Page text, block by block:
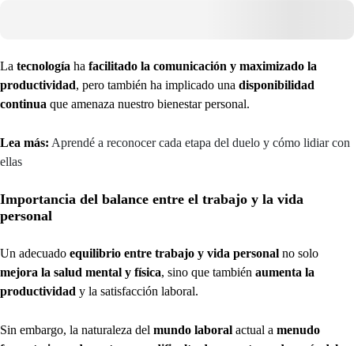
La tecnología ha facilitado la comunicación y maximizado la
productividad, pero también ha implicado una disponibilidad
continua que amenaza nuestro bienestar personal.
Lea más: Aprendé a reconocer cada etapa del duelo y cómo lidiar con
ellas
Importancia del balance entre el trabajo y la vida
personal
Un adecuado equilibrio entre trabajo y vida personal no solo
mejora la salud mental y física, sino que también aumenta la
productividad y la satisfacción laboral.
Sin embargo, la naturaleza del mundo laboral actual a menudo